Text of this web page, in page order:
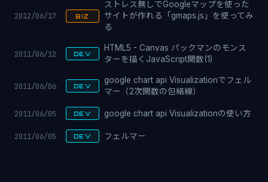
2012/06/17 BIZ
ストレス無しでGoogleマップを使った
サイトが作れる「gmaps.js」を使ってみ
る
2011/06/12 DEV
HTML5 - Canvas パックマンのモンス
ターを描くJavaScript関数(1)
2011/06/06 DEV
google chart api Visualizationでフェル
マー（2次関数の包絡線）
2011/06/05 DEV google chart api Visualizationの使い方
2011/06/05 DEV フェルマー